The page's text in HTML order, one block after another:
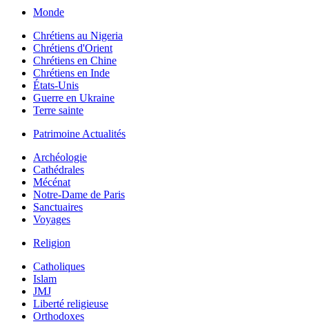
Monde
Chrétiens au Nigeria
Chrétiens d'Orient
Chrétiens en Chine
Chrétiens en Inde
États-Unis
Guerre en Ukraine
Terre sainte
Patrimoine Actualités
Archéologie
Cathédrales
Mécénat
Notre-Dame de Paris
Sanctuaires
Voyages
Religion
Catholiques
Islam
JMJ
Liberté religieuse
Orthodoxes